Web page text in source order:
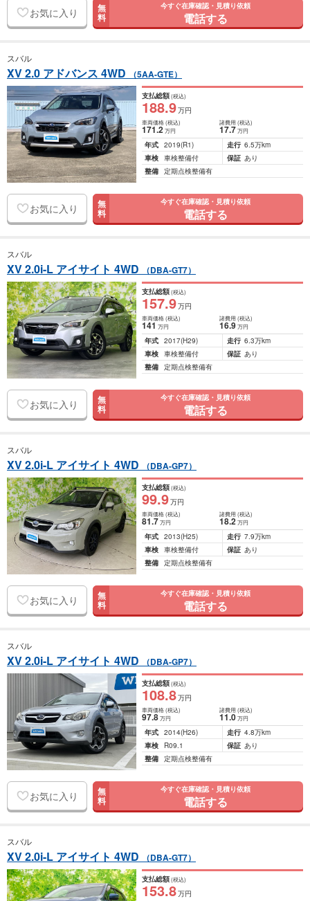
お気に入り 無
料
今すぐ在庫確認・見積り依頼
電話する
スバル
XV 2.0 アドバンス 4WD （5AA-GTE）
支払総額(税込)
188.9万円
車両価格(税込)
171.2万円
諸費用 (税込)
17.7 万円
年式 2019(R1) 走行 6.5万km
車検 車検整備付 保証 あり
整備 定期点検整備有
お気に入り 無
料
今すぐ在庫確認・見積り依頼
電話する
スバル
XV 2.0i-L アイサイト 4WD （DBA-GT7）
支払総額(税込)
157.9万円
車両価格(税込)
141万円
諸費用 (税込)
16.9 万円
年式 2017(H29) 走行 6.3万km
車検 車検整備付 保証 あり
整備 定期点検整備有
お気に入り 無
料
今すぐ在庫確認・見積り依頼
電話する
スバル
XV 2.0i-L アイサイト 4WD （DBA-GP7）
支払総額(税込)
99.9万円
車両価格(税込)
81.7万円
諸費用 (税込)
18.2 万円
年式 2013(H25) 走行 7.9万km
車検 車検整備付 保証 あり
整備 定期点検整備有
お気に入り 無
料
今すぐ在庫確認・見積り依頼
電話する
スバル
XV 2.0i-L アイサイト 4WD （DBA-GP7）
支払総額(税込)
108.8万円
車両価格(税込)
97.8万円
諸費用 (税込)
11.0 万円
年式 2014(H26) 走行 4.8万km
車検
R09.1 保証 あり
整備 定期点検整備有
お気に入り 無
料
今すぐ在庫確認・見積り依頼
電話する
スバル
XV 2.0i-L アイサイト 4WD （DBA-GT7）
支払総額(税込)
153.8万円